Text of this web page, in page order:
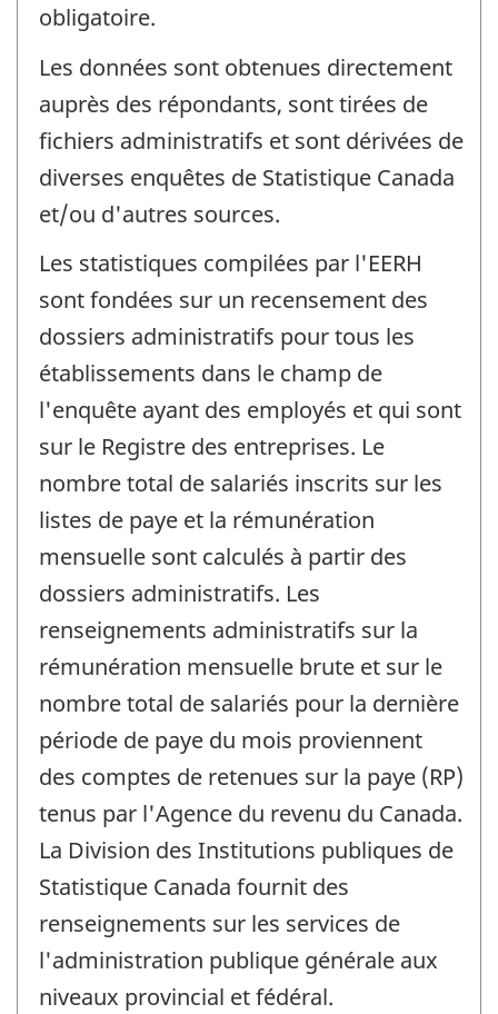
obligatoire.
Les données sont obtenues directement
auprès des répondants, sont tirées de
fichiers administratifs et sont dérivées de
diverses enquêtes de Statistique Canada
et/ou d'autres sources.
Les statistiques compilées par l'EERH
sont fondées sur un recensement des
dossiers administratifs pour tous les
établissements dans le champ de
l'enquête ayant des employés et qui sont
sur le Registre des entreprises. Le
nombre total de salariés inscrits sur les
listes de paye et la rémunération
mensuelle sont calculés à partir des
dossiers administratifs. Les
renseignements administratifs sur la
rémunération mensuelle brute et sur le
nombre total de salariés pour la dernière
période de paye du mois proviennent
des comptes de retenues sur la paye (RP)
tenus par l'Agence du revenu du Canada.
La Division des Institutions publiques de
Statistique Canada fournit des
renseignements sur les services de
l'administration publique générale aux
niveaux provincial et fédéral.